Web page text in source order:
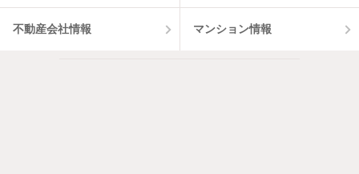
不動産会社情報 マンション情報